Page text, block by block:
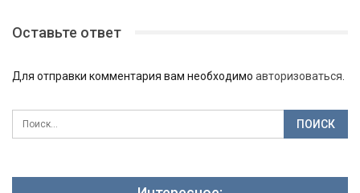
Оставьте ответ
Для отправки комментария вам необходимо авторизоваться